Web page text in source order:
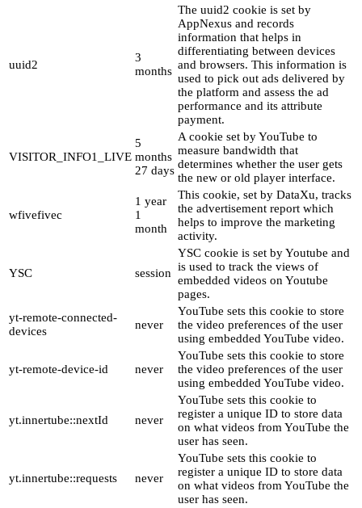
uuid2
3
months
The uuid2 cookie is set by
AppNexus and records
information that helps in
differentiating between devices
and browsers. This information is
used to pick out ads delivered by
the platform and assess the ad
performance and its attribute
payment.
VISITOR_INFO1_LIVE
5
months
27 days
A cookie set by YouTube to
measure bandwidth that
determines whether the user gets
the new or old player interface.
wfivefivec
1 year
1
month
This cookie, set by DataXu, tracks
the advertisement report which
helps to improve the marketing
activity.
YSC session
YSC cookie is set by Youtube and
is used to track the views of
embedded videos on Youtube
pages.
yt-remote-connected-
devices
never
YouTube sets this cookie to store
the video preferences of the user
using embedded YouTube video.
yt-remote-device-id never
YouTube sets this cookie to store
the video preferences of the user
using embedded YouTube video.
yt.innertube::nextId never
YouTube sets this cookie to
register a unique ID to store data
on what videos from YouTube the
user has seen.
yt.innertube::requests never
YouTube sets this cookie to
register a unique ID to store data
on what videos from YouTube the
user has seen.